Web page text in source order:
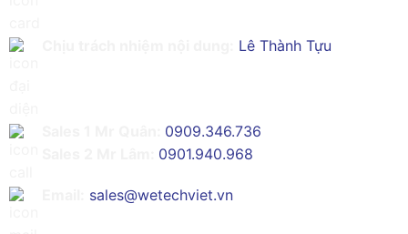
Lê Thành Tựu
0909.346.736
0901.940.968
sales@wetechviet.vn